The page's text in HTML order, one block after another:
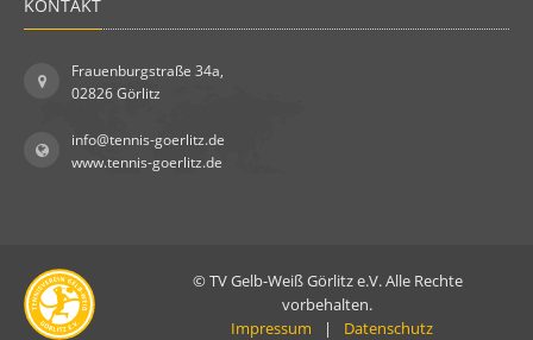
KONTAKT
Frauenburgstraße 34a,
02826 Görlitz
info@tennis-goerlitz.de
www.tennis-goerlitz.de
© TV Gelb-Weiß Görlitz e.V. Alle Rechte
vorbehalten.
Impressum
| Datenschutz